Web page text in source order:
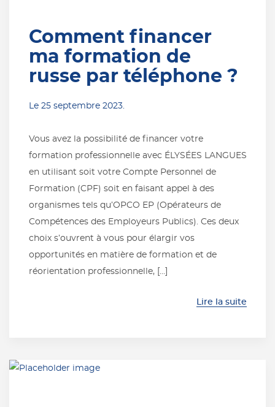
Comment financer
ma formation de
russe par téléphone ?
Le 25 septembre 2023.
Vous avez la possibilité de financer votre
formation professionnelle avec ÉLYSÉES LANGUES
en utilisant soit votre Compte Personnel de
Formation (CPF) soit en faisant appel à des
organismes tels qu’OPCO EP (Opérateurs de
Compétences des Employeurs Publics). Ces deux
choix s’ouvrent à vous pour élargir vos
opportunités en matière de formation et de
réorientation professionnelle, […]
Lire la suite